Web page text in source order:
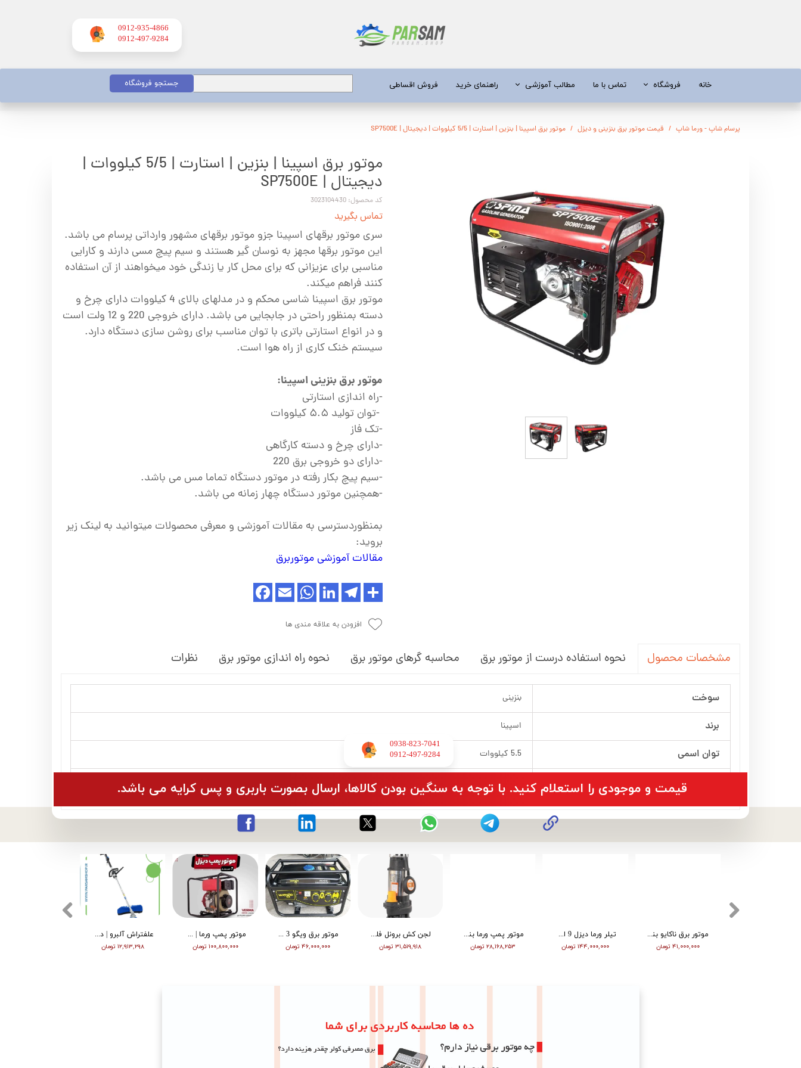
0912-935-4866
​​​​​​​0912-497-9284
خانه فروشگاه
آبسردکن و دستگاه تصفیه آب
پمپ آب
کفکش / لجن کش
موتور پمپ
اره زنجیری / علفتراش
شناور چاه عمیق
سمپاش
تماس با ما مطالب آموزشی
تیلر
کفکش و لجن کش
پمپ آب خانگی
ابزار و قطعات
کارواش
موتور تک
موتور پمپ
سمپاش
راهنمای خرید فروش اقساطی جستجو فروشگاه
پرسام شاپ - ورما شاپ قیمت موتور برق بنزینی و دیزل موتور برق اسپینا | بنزین | استارت | 5/5 کیلووات | دیجیتال | SP7500E
موتور برق اسپینا | بنزین | استارت | 5/5 کیلووات |
دیجیتال | SP7500E
کد محصول: 3023104430
تماس بگیرید
سری موتور برقهای اسپینا جزو موتور برقهای مشهور وارداتی پرسام می باشد.
این موتور برقها مجهز به نوسان گیر هستند و سیم پیچ مسی دارند و کارایی
مناسبی برای عزیزانی که برای محل کار یا زندگی خود میخواهند از آن استفاده
کنند فراهم میکند.
موتور برق اسپینا شاسی محکم و در مدلهای بالای 4 کیلووات دارای چرخ و
دسته بمنظور راحتی در جابجایی می باشد. دارای خروجی 220 و 12 ولت است
و در انواع استارتی باتری با توان مناسب برای روشن سازی دستگاه دارد.
سیستم خنک کاری از راه هوا است.
موتور برق بنزینی اسپینا:
-راه اندازی استارتی
-توان تولید ۵.۵ کیلووات
-تک فاز
-دارای چرخ و دسته کارگاهی
-دارای دو خروجی برق 220
-سیم پیچ بکار رفته در موتور دستگاه تماما مس می باشد.
-همچنین موتور دستگاه چهار زمانه می باشد.
بمنظوردسترسی به مقالات آموزشی و معرفی محصولات میتوانید به لینک زیر
بروید:‌
مقالات آموزشی موتوربرق
افزودن به علاقه مندی ها
مشخصات محصول نحوه استفاده درست از موتور برق محاسبه گرهای موتور برق نحوه راه اندازی موتور برق نظرات
سوخت بنزینی
برند اسپینا
توان اسمی 5.5 کیلووات
0938-823-7041
​​​​​​​0912-497-9284
​قیمت و موجودی را استعلام کنید. با توجه به سنگین بودن کالاها، ارسال بصورت باربری و پس کرایه می باشد.
علفتراش آلبرو | دوشی | دو زمانه | 52 سی سی | ABO - CG520
۱۲,۹۱۳,۲۹۸ تومان
موتور پمپ ورما | دیزل | 4 اینچ | قرمز | پمپ چدن | ارتفاع بالا | VMDP40H
۱۰۰,۸۰۰,۰۰۰ تومان
موتور برق ویگو 3 کیلووات هندلی بنزینی WG4500
۴۶,۰۰۰,۰۰۰ تومان
لجن کش برونل فلوتردار بدنه چدن 20 متری 3 اسب 3 اینچ
۳۱,۵۱۹,۹۱۸ تومان
موتور پمپ ورما بنزین 2 اینچ زرد WP20 - R Type
۲۸,۱۶۸,۲۵۳ تومان
تیلر ورما دیزل 9 اسب استارت تک چراغ VTM -1350E
۱۴۴,۰۰۰,۰۰۰ تومان
موتور برق ناکایو بنزین هندلی2/8 کیلووات NK4500
۴۱,۰۰۰,۰۰۰ تومان